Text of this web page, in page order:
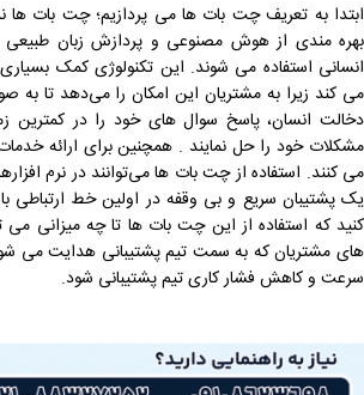
ابتدا به تعریف چت بات ها می پردازیم؛ چت بات ‌ها
بهره مندی از هوش مصنوعی و پردازش زبان طبیعی
انسانی استفاده می شوند. این تکنولوژی کمک
می کند زیرا به مشتریان این امکان را می‌دهد تا به
دخالت انسان، پاسخ سوال های خود را در کمترین
مشکلات خود را حل نمایند . همچنین برای ارائه
می کنند. استفاده از چت بات ‌ها می‌توانند در نرم
یک پشتیبان سریع و بی وقفه در اولین خط ارتباطی
کنید که استفاده از این چت بات ها تا چه میزانی می
های مشتریان که به سمت تیم پشتیبانی هدایت می
سرعت و کاهش فشار کاری تیم پشتیبانی شود.